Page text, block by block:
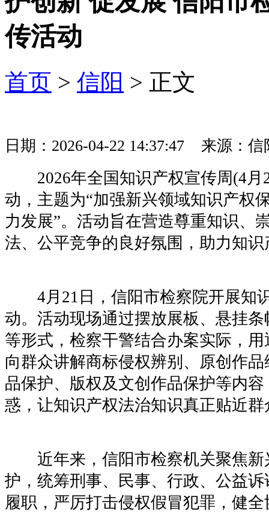
传活动
首页 > 信阳 > 正文
日期：2026-04-22 14:37:47 来源：
2026年全国知识产权宣传周(4月
动，主题为“加强新兴领域知识产权
力发展”。活动旨在营造尊重知识、
法、公平竞争的良好氛围，助力知
4月21日，信阳市检察院开展知
动。活动现场通过摆放展板、悬挂
等形式，检察干警结合办案实际，
向群众讲解商标侵权辨别、原创作
品保护、版权及文创作品保护等内
惑，让知识产权法治知识真正贴近
近年来，信阳市检察机关聚焦新
护，统筹刑事、民事、行政、公益诉
履职，严厉打击侵权假冒犯罪，健